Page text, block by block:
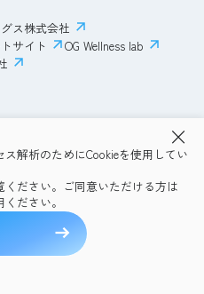
解析のためにCookieを使用してい
ください。ご同意いただける方は
ださい。
ス株式会社
サイト
OG Wellness lab
会員規約
トマップ
Ltd. All rights reserved.